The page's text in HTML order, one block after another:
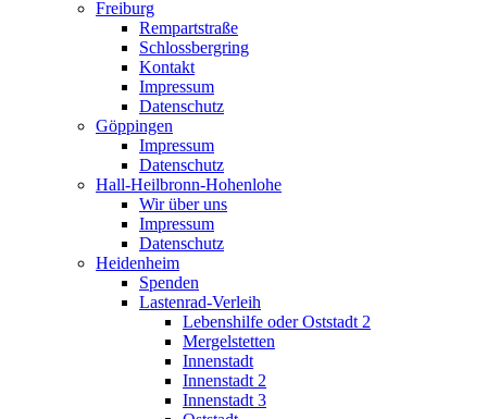
Freiburg
Rempartstraße
Schlossbergring
Kontakt
Impressum
Datenschutz
Göppingen
Impressum
Datenschutz
Hall-Heilbronn-Hohenlohe
Wir über uns
Impressum
Datenschutz
Heidenheim
Spenden
Lastenrad-Verleih
Lebenshilfe oder Oststadt 2
Mergelstetten
Innenstadt
Innenstadt 2
Innenstadt 3